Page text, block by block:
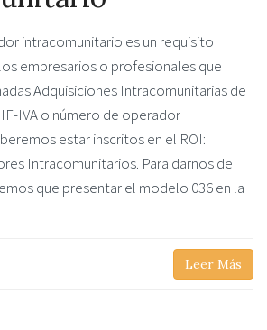
intracomunitario es un requisito
empresarios o profesionales que
Adquisiciones Intracomunitarias de
IVA o número de operador
estar inscritos en el ROI:
Intracomunitarios. Para darnos de
que presentar el modelo 036 en la
Leer Más